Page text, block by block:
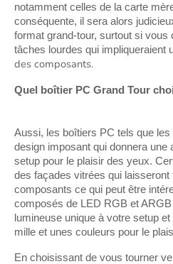
notamment celles de la carte
conséquente, il sera alors
format grand-tour, surtout si vous
tâches lourdes qui impliqueraient
des composants.
Quel boîtier PC Grand Tour
Aussi, les boîtiers PC tels que les
design imposant qui donnera une
setup pour le plaisir des yeux.
des façades vitrées qui
composants ce qui peut être
composés de LED RGB et
lumineuse unique à votre setup
mille et unes couleurs pour le
En choisissant de vous tourner